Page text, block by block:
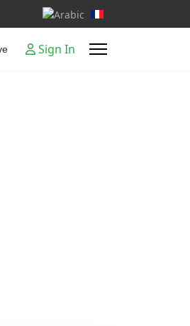
Select your language
Sign In